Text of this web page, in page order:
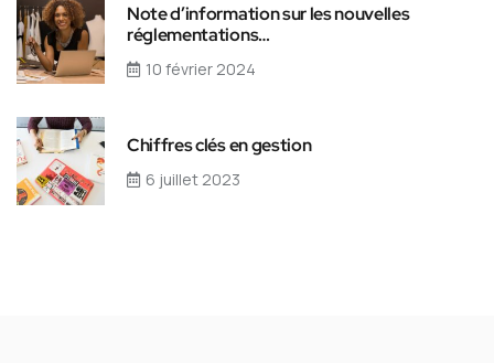
Note d’information sur les nouvelles
réglementations…
10 février 2024
Chiffres clés en gestion
6 juillet 2023